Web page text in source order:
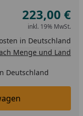
223,00 €
inkl. 19% MwSt.
in Deutschland
Menge und Land
Deutschland
legen